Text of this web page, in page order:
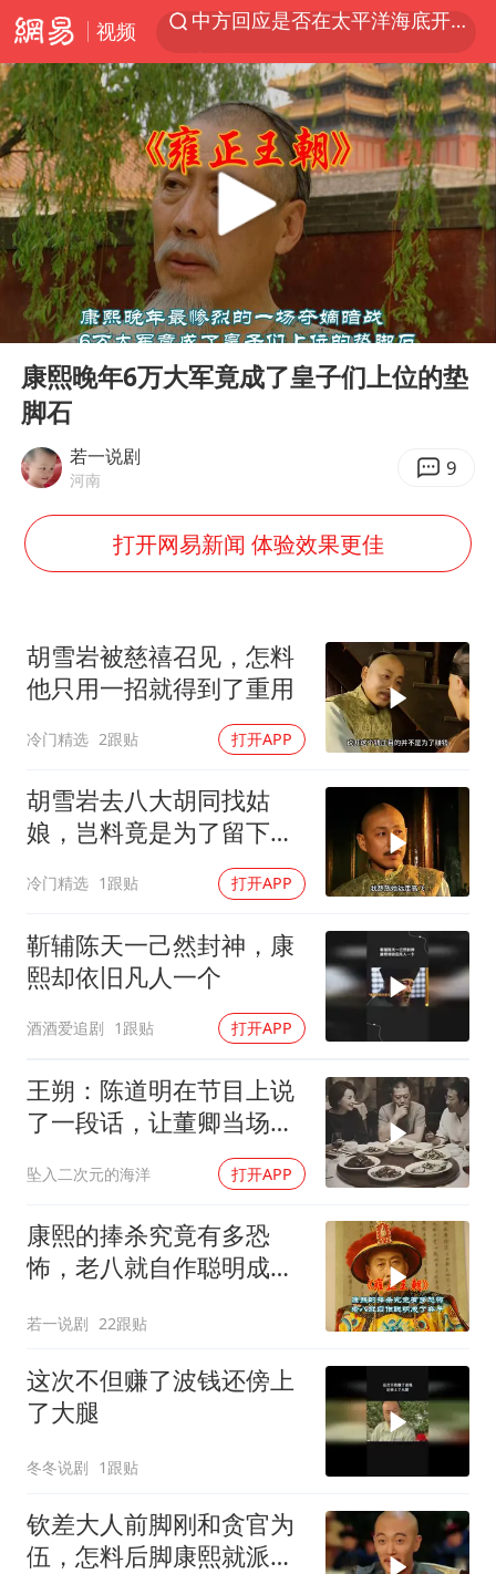
视频
宇树科技发行价格150.80元/股
泰国一女公务员妆容引争议 本人回应
外交部发言人就广岛核爆81周年等答记者问
贵州轮胎子公司获美国退税8136万
吉林一“温度计大楼”读数爆表
台风白海豚影响中国已成定局
27岁女子成组织卖淫集团主犯被通缉
我国编制完成新版全月地质图
24小时不关空调 电费会更低吗
奋进开新局 实干挑大梁
Play
00:00 05:26
康熙晚年6万大军竟成了皇子们上位的垫
脚石
若一说剧
河南 9
打开网易新闻 体验效果更佳
胡雪岩被慈禧召见，怎料
他只用一招就得到了重用
冷门精选 2跟贴 打开APP
胡雪岩去八大胡同找姑
娘，岂料竟是为了留下好
冷门精选 1跟贴 打开APP
靳辅陈天一己然封神，康
熙却依旧凡人一个
酒酒爱追剧 1跟贴 打开APP
王朔：陈道明在节目上说
了一段话，让董卿当场愣
坠入二次元的海洋 打开APP
康熙的捧杀究竟有多恐
怖，老八就自作聪明成了
若一说剧 22跟贴
这次不但赚了波钱还傍上
了大腿
冬冬说剧 1跟贴
钦差大人前脚刚和贪官为
伍，怎料后脚康熙就派人